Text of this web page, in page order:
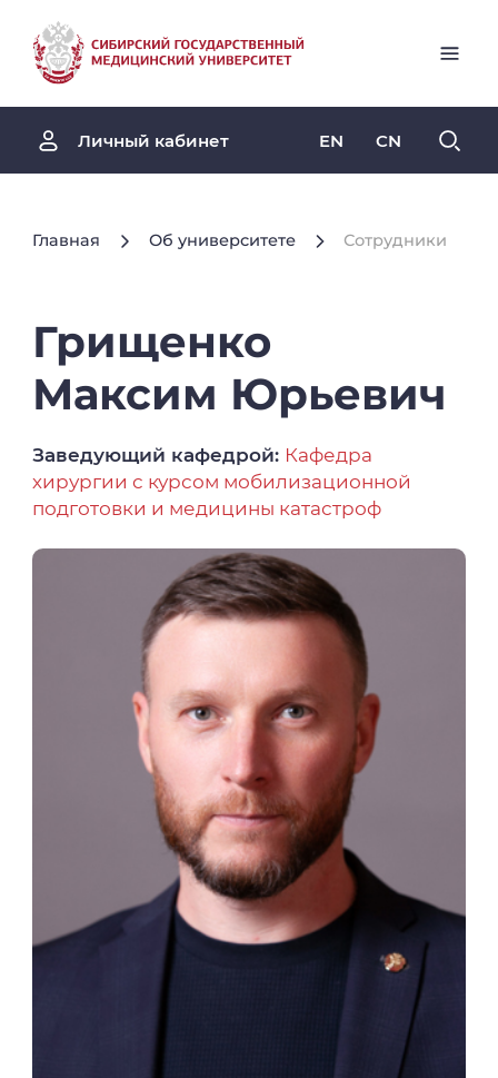
Личный кабинет EN CN
Главная Об университете Сотрудники
Грищенко
Максим Юрьевич
Заведующий кафедрой: Кафедра
хирургии с курсом мобилизационной
подготовки и медицины катастроф